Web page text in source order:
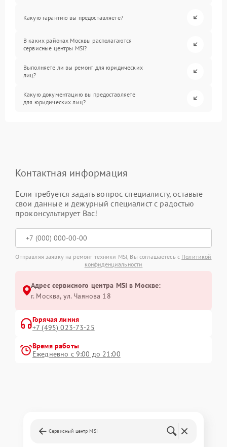
Какую гарантию вы предоставляете?
В каких районах Москвы располагаются
сервисные центры MSI?
Выполняете ли вы ремонт для юридических
лиц?
Какую документацию вы предоставляете
для юридических лиц?
Контактная информация
Если требуется задать вопрос специалисту, оставьте
свои данные и дежурный специалист с радостью
проконсультирует Вас!
Отправляя заявку на ремонт техники MSI, Вы соглашаетесь с Политикой
конфиденциальности
Адрес сервисного центра MSI в Москве:
г. Москва, ул. Чаянова 18
Горячая линия
+7 (495) 023-73-25
Время работы
Ежедневно с 9:00 до 21:00
Сервисный центр MSI